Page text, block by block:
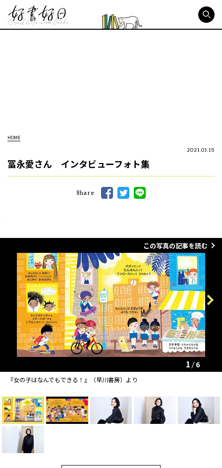
HOME
2021.01.15
冨永愛さん インタビューフォト集
Share
この写真の記事を読む
Previous
『女の子はなんでもできる！』（早川書房）より
Next
1 6